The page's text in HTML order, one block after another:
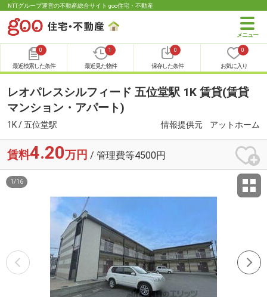
NTTグループ運営の不動産総合サイト goo住宅・不動産
0
最近検索した条件
1
最近見た物件
0
保存した条件
0
お気に入り
レオパレスシルフィード 五位堂駅 1K 賃貸(賃貸
マンション・アパート)
1K / 五位堂駅 情報提供元 アットホーム
賃料4.20万円 / 管理費等4500円
1 /16